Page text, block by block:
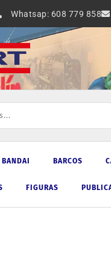
Whatsap: 608 779 858
BANDAI BARCOS
FIGURAS